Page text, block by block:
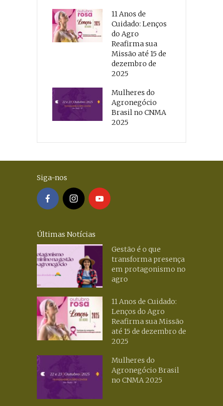
11 Anos de
Cuidado: Lenços
do Agro
Reafirma sua
Missão até 15 de
dezembro de
2025
Mulheres do
Agronegócio
Brasil no CNMA
2025
Siga-nos
Últimas Notícias
Gestão é o que
transforma presença
em protagonismo no
agro
11 Anos de Cuidado:
Lenços do Agro
Reafirma sua Missão
até 15 de dezembro de
2025
Mulheres do
Agronegócio Brasil
no CNMA 2025